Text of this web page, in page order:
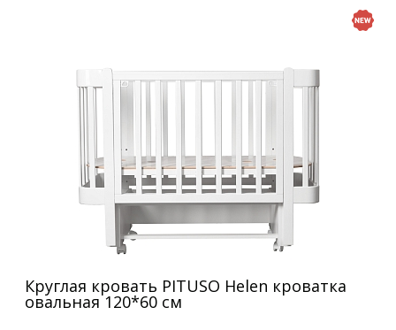
Круглая кровать PITUSO Helen кроватка
овальная 120*60 см